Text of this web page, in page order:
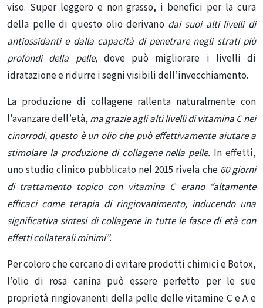
viso. Super leggero e non grasso, i benefici per la cura
della pelle di questo olio derivano dai suoi alti livelli di
antiossidanti e dalla capacità di penetrare negli strati più
profondi della pelle,dove può migliorare i livelli di
idratazione e ridurre i segni visibili dell’invecchiamento.
La produzione di collagene rallenta naturalmente con
l’avanzare dell’età, ma grazie agli alti livelli di vitamina C nei
cinorrodi, questo è un olio che può effettivamente aiutare a
stimolare la produzione di collagene nella pelle. In effetti,
uno studio clinico pubblicato nel 2015 rivela che60 giorni
di trattamento topico con vitamina C erano “altamente
efficaci come terapia di ringiovanimento, inducendo una
significativa sintesi di collagene in tutte le fasce di età con
effetti collaterali minimi”.
Per coloro che cercano di evitare prodotti chimici e Botox,
l’olio di rosa canina può essere perfetto per le sue
proprietà ringiovanenti della pelle delle vitamine C e A e